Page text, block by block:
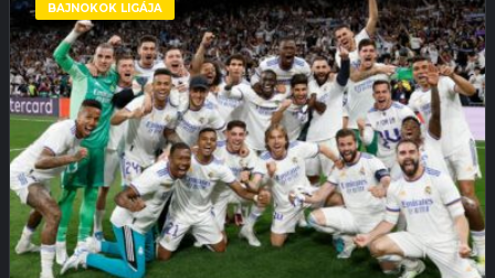
BAJNOKOK LIGÁJA